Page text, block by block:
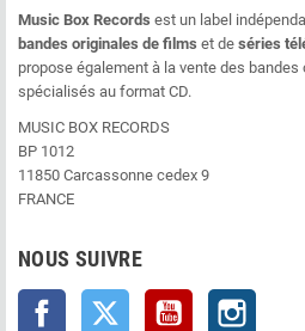
Music Box Records est un label
bandes originales de films et de séries
propose également à la vente des bandes
spécialisés au format CD.
MUSIC BOX RECORDS
BP 1012
11850 Carcassonne cedex 9
FRANCE
NOUS SUIVRE
Facebook Twitter YouTube